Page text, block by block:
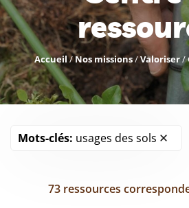
Accueil/Nos missions/Valoriser/
Mots-clés: usages des sols
73 ressources